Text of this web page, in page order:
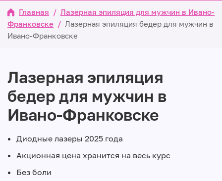
Главная / Лазерная эпиляция для мужчин в Ивано-
Франковске
/ Лазерная эпиляция бедер для мужчин в
Ивано-Франковске
Лазерная эпиляция
бедер для мужчин в
Ивано-Франковске
Диодные лазеры 2025 года
Акционная цена хранится на весь курс
Без боли